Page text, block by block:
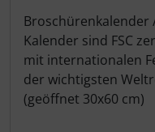
Broschürenkalender
Kalender sind FSC
mit internationalen
der wichtigsten
(geöffnet 30x60 cm)